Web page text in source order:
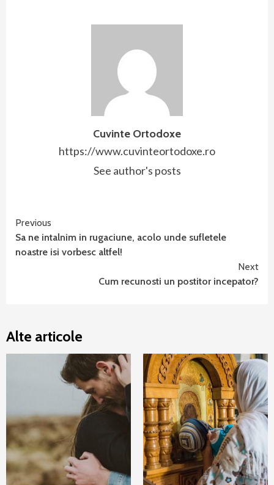
Cuvinte Ortodoxe
https://www.cuvinteortodoxe.ro
See author's posts
Continue
Reading
Previous
Sa ne intalnim in rugaciune, acolo unde sufletele
noastre isi vorbesc altfel!
Next
Cum recunosti un postitor incepator?
Alte articole